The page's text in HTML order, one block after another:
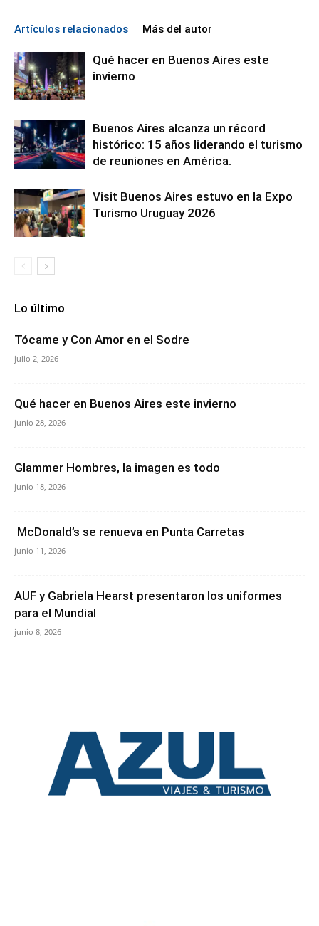
Artículos relacionados Más del autor
Qué hacer en Buenos Aires este
invierno
Buenos Aires alcanza un récord
histórico: 15 años liderando el turismo
de reuniones en América.
Visit Buenos Aires estuvo en la Expo
Turismo Uruguay 2026
Lo último
Tócame y Con Amor en el Sodre
julio 2, 2026
Qué hacer en Buenos Aires este invierno
junio 28, 2026
Glammer Hombres, la imagen es todo
junio 18, 2026
McDonald’s se renueva en Punta Carretas
junio 11, 2026
AUF y Gabriela Hearst presentaron los uniformes
para el Mundial
junio 8, 2026